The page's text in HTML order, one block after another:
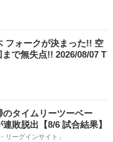
フォークが決まった!! 空
で無失点!! 2026/08/07 T
のタイムリーツーベー
敗脱出【8/6 試合結果】
リーグインサイト」